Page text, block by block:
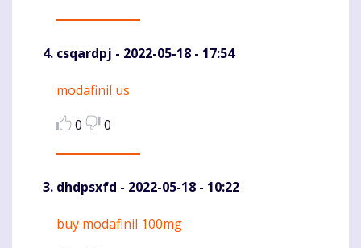
csqardpj - 2022-05-18 - 17:54
Komentaras
modafinil us
0
0
dhdpsxfd - 2022-05-18 - 10:22
Komentaras
buy modafinil 100mg